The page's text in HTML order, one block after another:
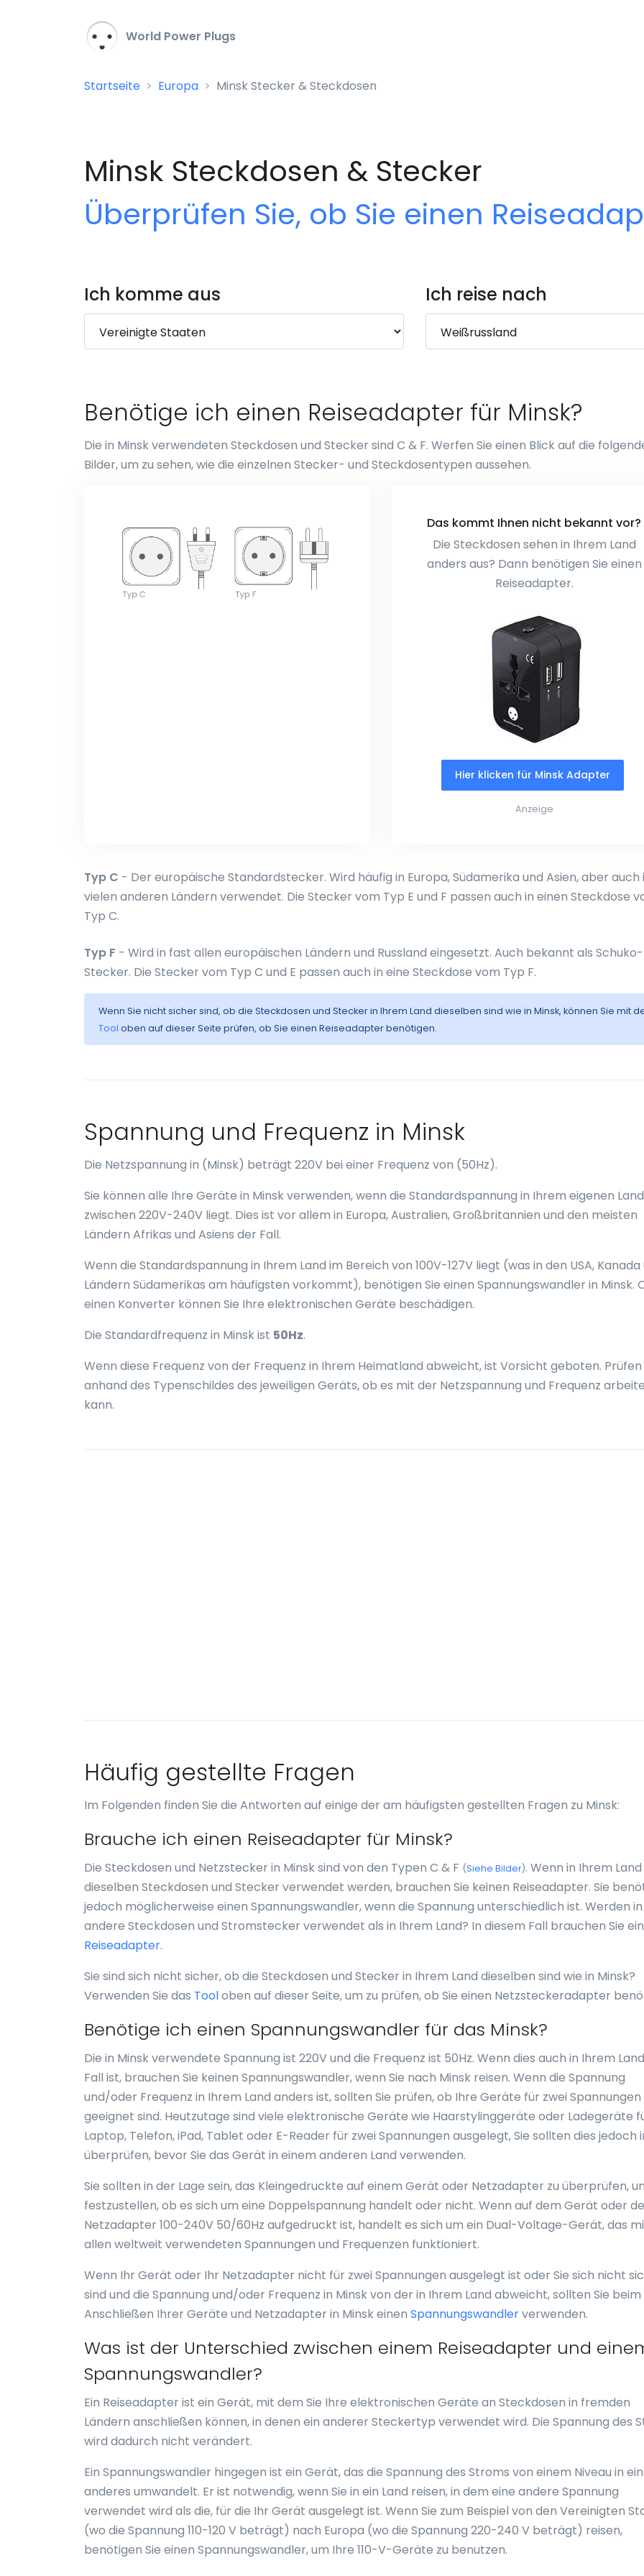
World Power Plugs
Startseite Europa Minsk Stecker & Steckdosen
Minsk Steckdosen & Stecker
Überprüfen Sie, ob Sie einen
Ich komme aus Ich reise nach
Benötige ich einen Reiseadapter für Minsk?
Die in Minsk verwendeten Steckdosen und Stecker sind C & F. Werfen Sie einen Blick auf die
Bilder, um zu sehen, wie die einzelnen Stecker- und Steckdosentypen aussehen.
Das kommt Ihnen nicht bekannt vor?
Die Steckdosen sehen in Ihrem Land
anders aus? Dann benötigen Sie einen
Reiseadapter.
Hier klicken für Minsk Adapter
Anzeige
Typ C - Der europäische Standardstecker. Wird häufig in Europa, Südamerika und Asien, aber auch
vielen anderen Ländern verwendet. Die Stecker vom Typ E und F passen auch in einen Steckdose
Typ C.
Typ F - Wird in fast allen europäischen Ländern und Russland eingesetzt. Auch bekannt als Schuko-
Stecker. Die Stecker vom Typ C und E passen auch in eine Steckdose vom Typ F.
Wenn Sie nicht sicher sind, ob die Steckdosen und Stecker in Ihrem Land dieselben sind wie in Minsk, können Sie mit
Tool oben auf dieser Seite prüfen, ob Sie einen Reiseadapter benötigen.
Spannung und Frequenz in Minsk
Die Netzspannung in (Minsk) beträgt 220V bei einer Frequenz von (50Hz).
Sie können alle Ihre Geräte in Minsk verwenden, wenn die Standardspannung in Ihrem eigenen Land
zwischen 220V-240V liegt. Dies ist vor allem in Europa, Australien, Großbritannien und den meisten
Ländern Afrikas und Asiens der Fall.
Wenn die Standardspannung in Ihrem Land im Bereich von 100V-127V liegt (was in den USA, Kanada
Ländern Südamerikas am häufigsten vorkommt), benötigen Sie einen Spannungswandler in Minsk.
einen Konverter können Sie Ihre elektronischen Geräte beschädigen.
Die Standardfrequenz in Minsk ist 50Hz.
Wenn diese Frequenz von der Frequenz in Ihrem Heimatland abweicht, ist Vorsicht geboten. Prüfen
anhand des Typenschildes des jeweiligen Geräts, ob es mit der Netzspannung und Frequenz
kann.
Häufig gestellte Fragen
Im Folgenden finden Sie die Antworten auf einige der am häufigsten gestellten Fragen zu Minsk:
Brauche ich einen Reiseadapter für Minsk?
Die Steckdosen und Netzstecker in Minsk sind von den Typen C & F (Siehe Bilder). Wenn in Ihrem Land
dieselben Steckdosen und Stecker verwendet werden, brauchen Sie keinen Reiseadapter. Sie
jedoch möglicherweise einen Spannungswandler, wenn die Spannung unterschiedlich ist. Werden
andere Steckdosen und Stromstecker verwendet als in Ihrem Land? In diesem Fall brauchen Sie
Reiseadapter.
Sie sind sich nicht sicher, ob die Steckdosen und Stecker in Ihrem Land dieselben sind wie in Minsk?
Verwenden Sie das Tooloben auf dieser Seite, um zu prüfen, ob Sie einen Netzsteckeradapter
Benötige ich einen Spannungswandler für das Minsk?
Die in Minsk verwendete Spannung ist 220V und die Frequenz ist 50Hz. Wenn dies auch in Ihrem
Fall ist, brauchen Sie keinen Spannungswandler, wenn Sie nach Minsk reisen. Wenn die Spannung
und/oder Frequenz in Ihrem Land anders ist, sollten Sie prüfen, ob Ihre Geräte für zwei Spannungen
geeignet sind. Heutzutage sind viele elektronische Geräte wie Haarstylinggeräte oder Ladegeräte
Laptop, Telefon, iPad, Tablet oder E-Reader für zwei Spannungen ausgelegt, Sie sollten dies jedoch
überprüfen, bevor Sie das Gerät in einem anderen Land verwenden.
Sie sollten in der Lage sein, das Kleingedruckte auf einem Gerät oder Netzadapter zu überprüfen,
festzustellen, ob es sich um eine Doppelspannung handelt oder nicht. Wenn auf dem Gerät oder
Netzadapter 100-240V 50/60Hz aufgedruckt ist, handelt es sich um ein Dual-Voltage-Gerät, das
allen weltweit verwendeten Spannungen und Frequenzen funktioniert.
Wenn Ihr Gerät oder Ihr Netzadapter nicht für zwei Spannungen ausgelegt ist oder Sie sich nicht
sind und die Spannung und/oder Frequenz in Minsk von der in Ihrem Land abweicht, sollten Sie beim
Anschließen Ihrer Geräte und Netzadapter in Minsk einen Spannungswandlerverwenden.
Was ist der Unterschied zwischen einem Reiseadapter und
Spannungswandler?
Ein Reiseadapter ist ein Gerät, mit dem Sie Ihre elektronischen Geräte an Steckdosen in fremden
Ländern anschließen können, in denen ein anderer Steckertyp verwendet wird. Die Spannung des
wird dadurch nicht verändert.
Ein Spannungswandler hingegen ist ein Gerät, das die Spannung des Stroms von einem Niveau in ein
anderes umwandelt. Er ist notwendig, wenn Sie in ein Land reisen, in dem eine andere Spannung
verwendet wird als die, für die Ihr Gerät ausgelegt ist. Wenn Sie zum Beispiel von den Vereinigten
(wo die Spannung 110-120 V beträgt) nach Europa (wo die Spannung 220-240 V beträgt) reisen,
benötigen Sie einen Spannungswandler, um Ihre 110-V-Geräte zu benutzen.